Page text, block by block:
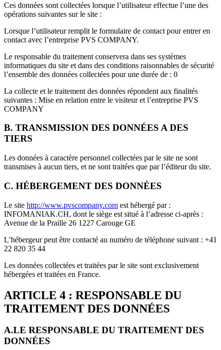
Ces données sont collectées lorsque l’utilisateur effectue l’une des
opérations suivantes sur le site :
Lorsque l’utilisateur remplit le formulaire de contact pour entrer en
contact avec l’entreprise PVS COMPANY.
Le responsable du traitement conservera dans ses systèmes
informatiques du site et dans des conditions raisonnables de sécurité
l’ensemble des données collectées pour une durée de : 0
La collecte et le traitement des données répondent aux finalités
suivantes : Mise en relation entre le visiteur et l’entreprise PVS
COMPANY
B. TRANSMISSION DES DONNÉES A DES
TIERS
Les données à caractère personnel collectées par le site ne sont
transmises à aucun tiers, et ne sont traitées que par l’éditeur du site.
C. HÉBERGEMENT DES DONNÉES
Le site http://www.pvscompany.com est hébergé par :
INFOMANIAK.CH, dont le siège est situé à l’adresse ci-après :
Avenue de la Praille 26 1227 Carouge GE
L’hébergeur peut être contacté au numéro de téléphone suivant : +41
22 820 35 44
Les données collectées et traitées par le site sont exclusivement
hébergées et traitées en France.
ARTICLE 4 : RESPONSABLE DU
TRAITEMENT DES DONNÉES
A.LE RESPONSABLE DU TRAITEMENT DES
DONNÉES